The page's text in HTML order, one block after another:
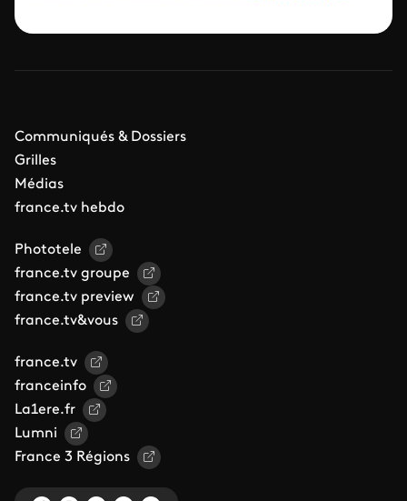
Communiqués & Dossiers
Grilles
Médias
france.tv hebdo
Phototele
france.tv groupe
france.tv preview
france.tv&vous
france.tv
franceinfo
La1ere.fr
Lumni
France 3 Régions